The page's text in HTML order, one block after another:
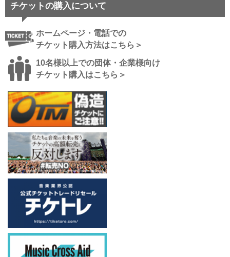
チケットの購入について
ホームページ・電話での
チケット購入方法はこちら＞
10名様以上での団体・企業様向け
チケット購入はこちら＞